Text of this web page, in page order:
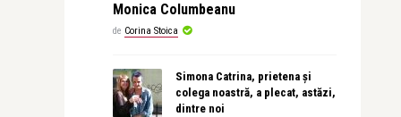
Monica Columbeanu
de Corina Stoica
Simona Catrina, prietena și
colega noastră, a plecat, astăzi,
dintre noi